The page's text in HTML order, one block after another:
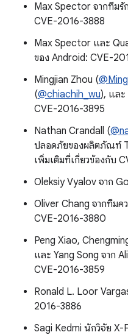
Max Spector จากทีมรั
CVE-2016-3888
Max Spector และ
ของ Android: CVE-
Mingjian Zhou (
(@chiachih_wu), และ
CVE-2016-3895
Nathan Crandall (
ปลอดภัยของผลิตภัณฑ์
เพิ่มเติมที่เกี่ยวข้องกับ
Oleksiy Vyalov จาก
Oliver Chang จากทีม
CVE-2016-3880
Peng Xiao,
และ Yang Song จาก
CVE-2016-3859
Ronald L. Loor
2016-3886
Sagi Kedmi นักวิจัย